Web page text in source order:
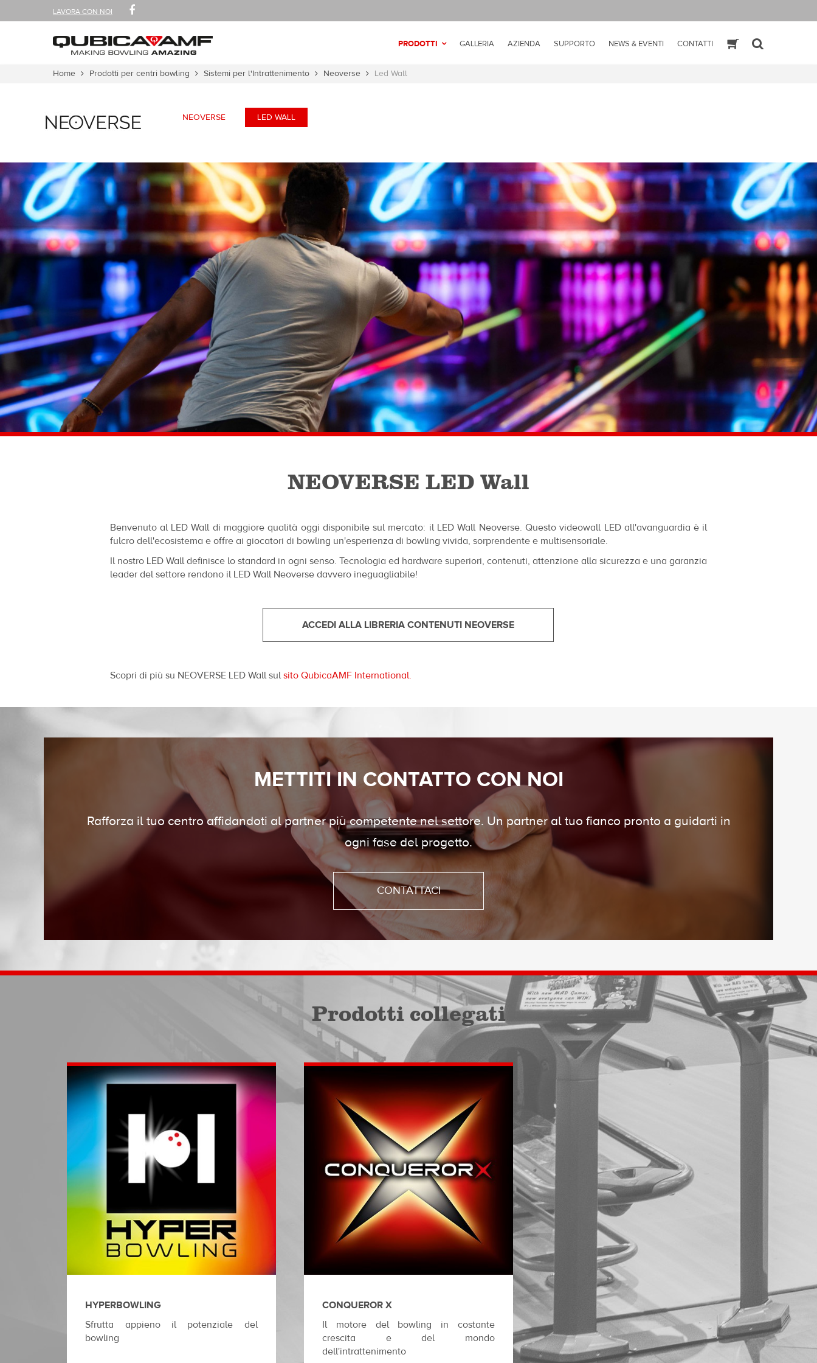
LAVORA CON NOI
SEGUICI
SU
FACEBOOK
Sezioni PRODOTTI GALLERIA AZIENDA SUPPORTO NEWS & EVENTI CONTATTIESHOP
Tu
Home Prodotti per centri bowling Sistemi per l'Intrattenimento Neoverse Led Wall
NEOVERSE LED WALL
NEOVERSE LED Wall
Benvenuto al LED Wall di maggiore qualità oggi disponibile sul mercato: il LED Wall Neoverse. Questo videowall LED all'avanguardia è il
fulcro dell'ecosistema e offre ai giocatori di bowling un'esperienza di bowling vivida, sorprendente e multisensoriale.
Il nostro LED Wall definisce lo standard in ogni senso. Tecnologia ed hardware superiori, contenuti, attenzione alla sicurezza e una garanzia
leader del settore rendono il LED Wall Neoverse davvero ineguagliabile!
ACCEDI ALLA LIBRERIA CONTENUTI NEOVERSE
Scopri di più su NEOVERSE LED Wall sulsito QubicaAMF International.
METTITI IN CONTATTO CON NOI
Rafforza il tuo centro affidandoti al partner più competente nel settore. Un partner al tuo fianco pronto a guidarti in
ogni fase del progetto.
CONTATTACI
Prodotti collegati
HYPERBOWLING
Sfrutta appieno il potenziale del
bowling
CONQUEROR X
Il motore del bowling in costante
crescita e del mondo
dell'intrattenimento